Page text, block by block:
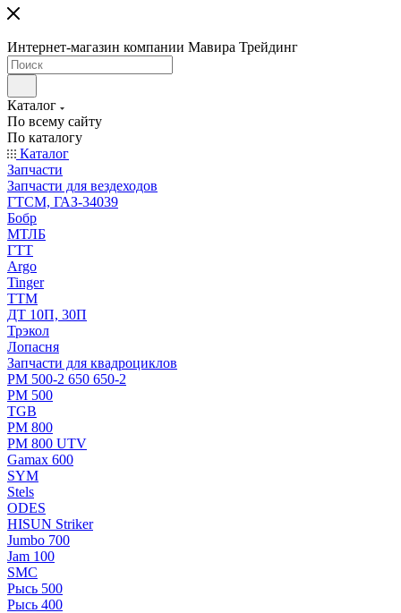
Интернет-магазин компании Мавира Трейдинг
Каталог
По всему сайту
По каталогу
Каталог
Запчасти
Запчасти для вездеходов
ГТСМ, ГАЗ-34039
Бобр
МТЛБ
ГТТ
Argo
Tinger
ТТМ
ДТ 10П, 30П
Трэкол
Лопасня
Запчасти для квадроциклов
РМ 500-2 650 650-2
РМ 500
TGB
РМ 800
РМ 800 UTV
Gamax 600
SYM
Stels
ОDЕS
HISUN Striker
Jumbo 700
Jam 100
SMC
Рысь 500
Рысь 400